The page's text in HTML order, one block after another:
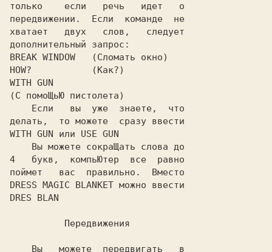
только    если   речь   идет   о
передвижении.  Если  команде  не
хватает   двух   слов,   следует
дополнительный запрос:
BREAK WINDOW   (Сломать окно)
HOW?           (Как?)
WITH GUN
(С помоЩьЮ пистолета)
делать,  то можете  сразу ввести
WITH GUN или USE GUN
4   букв,  компьЮтер  все  равно
поймет   вас  правильно.  Вместо
DRESS MAGIC BLANKET можно ввести
DRES BLAN